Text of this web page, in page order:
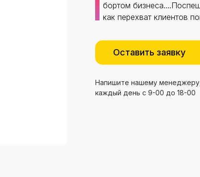
Напишите нашему менеджеру,
каждый день с 9-00 до 18-00
бортом
как перехват клиентов
Оставить заявку